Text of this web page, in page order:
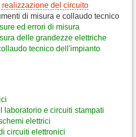
realizzazione del circuito
di misura e collaudo tecnico
ed errori di misura
delle grandezze elettriche
tecnico dell'impianto
laboratorio e circuiti stampati
elettrici
circuiti elettronici